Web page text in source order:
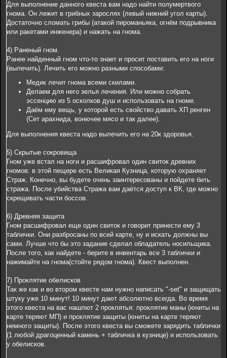
Для выполнение данного квеста вам надо найти полумертвого
гнома. Он лежит в грибных зарослях (левый нижний угол карты).
Достаточно сломать грибы (атакой пироманьяка, огнём подрывника
или ракетами инженера) и нажать на гнома.
4) Раненый гном.
Ранее найденный гном что-то знает и просит поставить его на ноги
(вылечить). Лечить его можно разными способами:
Медик лечит гнома всеми скилами.
Делаем для него зелья лечения. Или можно собрать
эссенцию из 5 осколков душ и использовать на гноме.
Даём ему вещь, у которой есть свойство давать ХП ренген
(Сет арахнида, вонючее мясо и так далее).
Для выполнения квеста надо вылечить его на 20к здоровья.
5) Скрытые сокровища
Гном уже встал на ноги и расшифровал один свиток древних
гномов: в этой пещере есть Великая Кузница, которую охраняет
Страж. Конечно, вы будете очень заинтересованы и пойдете бить
стража. После убийства Стража вам даётся доступ к ВК, где можно
скрещивать части боссов.
6) Древняя защита
Гном расшифровал еще один свиток и говорит принести ему 3
таблички. Они разбросаны по всей карте, ну и искать должны вы
сами. Лучше что бы это задание сделал обладатель носильщика.
После того, как найдете - берите в инвентарь все 3 таблички и
нажимайте на гнома(стойте рядом гнома). Квест выполнен.
7) Проклятие обелисков
Так же как и во втором квесте нам нужно написать "-set" и защищать
штуку уже 10 минут! 10 минут дают абсолютно всегда. Во время
этого квеста на вас нашлют 2 проклятья: проклятие маны (юниты на
карте теряют МП) и проклятие защиты (юниты на карте теряют
немного защиты). После этого квеста вы сможете зарядить таблички
(1 любой драгоценный камень + табличка в кузнице) и использовать
у обелисков.